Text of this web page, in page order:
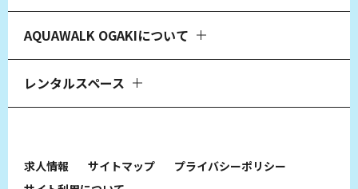
AQUAWALK OGAKIについて
レンタルスペース
求人情報 サイトマップ
プライバシーポリシー